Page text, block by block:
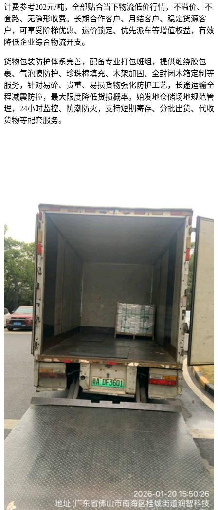
计费参考202元/吨，全部贴合当下物流低价行情，不溢价、不
套路、无隐形收费。长期合作客户、月结客户、稳定货源客
户，可享受阶梯优惠、运价锁定、优先派车等增值权益，有效
降低企业综合物流开支。
货物包装防护体系完善，配备专业打包班组，提供缠绕膜包
裹、气泡膜防护、珍珠棉填充、木架加固、全封闭木箱定制等
服务，针对易碎、贵重、易损货物强化防护工艺，长途运输全
程减震防撞，最大限度降低货损概率。始发地仓储场地规范管
理，24小时监控、防潮防火，支持短期寄存、分批出货、代收
货物等配套服务。